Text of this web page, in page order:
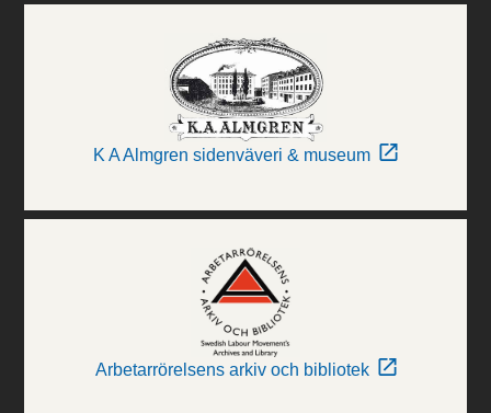
K A Almgren sidenväveri & museum
Arbetarrörelsens arkiv och bibliotek